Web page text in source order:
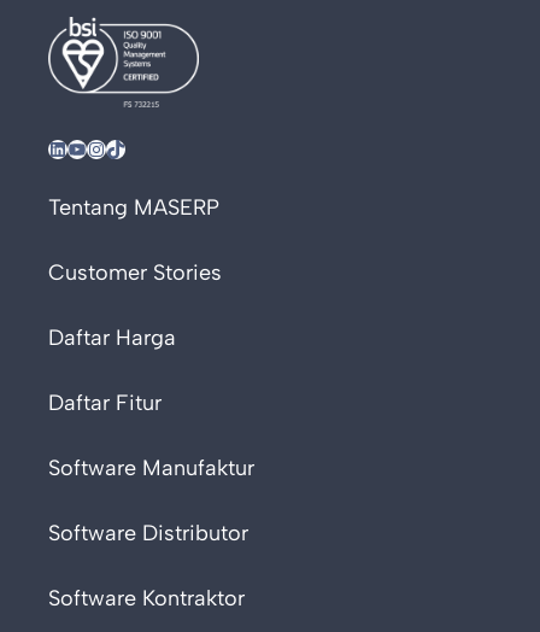
LinkedIn YouTube InstagramTikTok
Tentang MASERP
Customer Stories
Daftar Harga
Daftar Fitur
Software Manufaktur
Software Distributor
Software Kontraktor